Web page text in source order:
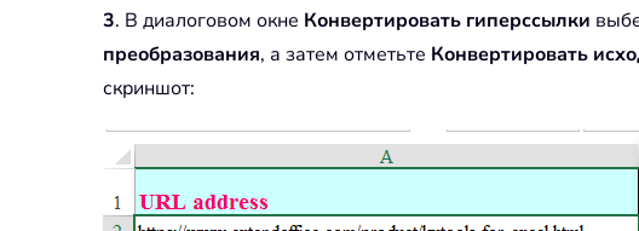
3. В диалоговом окне Конвертировать гиперссылки
преобразования, а затем отметьте Конвертировать
скриншот: